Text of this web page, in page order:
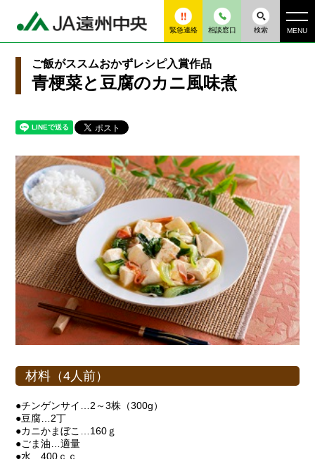
緊急連絡 相談窓口 検索 MENU
ご飯がススムおかずレシピ入賞作品
青梗菜と豆腐のカニ風味煮
材料（4人前）
●チンゲンサイ…2～3株（300g）
●豆腐…2丁
●カニかまぼこ…160ｇ
●ごま油…適量
●水…400ｃｃ